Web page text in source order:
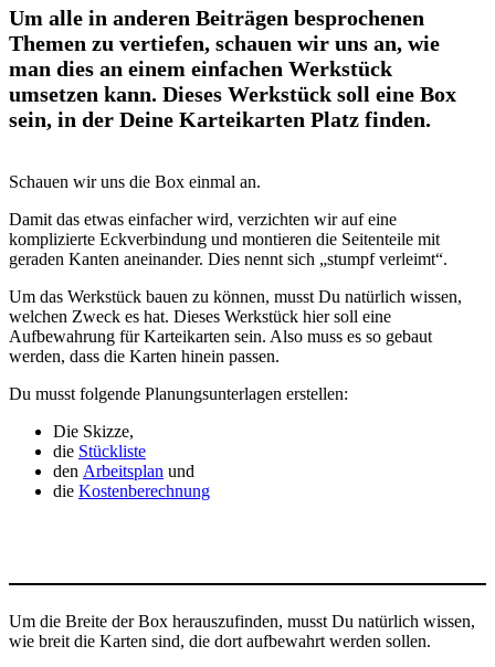
Um alle in anderen Beiträgen besprochenen
Themen zu vertiefen, schauen wir uns an, wie
man dies an einem einfachen Werkstück
umsetzen kann. Dieses Werkstück soll eine Box
sein, in der Deine Karteikarten Platz finden.
Schauen wir uns die Box einmal an.
Damit das etwas einfacher wird, verzichten wir auf eine
komplizierte Eckverbindung und montieren die Seitenteile mit
geraden Kanten aneinander. Dies nennt sich „stumpf verleimt“.
Um das Werkstück bauen zu können, musst Du natürlich wissen,
welchen Zweck es hat. Dieses Werkstück hier soll eine
Aufbewahrung für Karteikarten sein. Also muss es so gebaut
werden, dass die Karten hinein passen.
Du musst folgende Planungsunterlagen erstellen:
Die Skizze,
die Stückliste
den Arbeitsplan und
die Kostenberechnung
Um die Breite der Box herauszufinden, musst Du natürlich wissen,
wie breit die Karten sind, die dort aufbewahrt werden sollen.